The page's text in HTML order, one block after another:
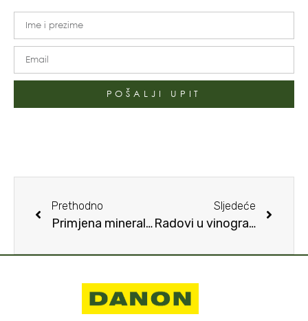
POŠALJI UPIT
Prethodno
Primjena mineralnih gnojiva u sustavu navodnjavanja kapanjem (fertirigacija) u proizvodnji šećerne repe u Baranji
Sljedeće
Radovi u vinogradu zimi